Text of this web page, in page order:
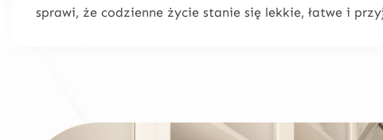
sprawi, że codzienne życie stanie się lekkie, łatwe i